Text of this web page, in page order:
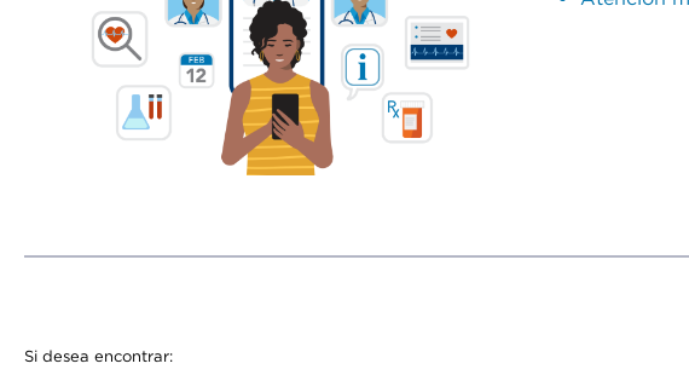
Si desea encontrar: